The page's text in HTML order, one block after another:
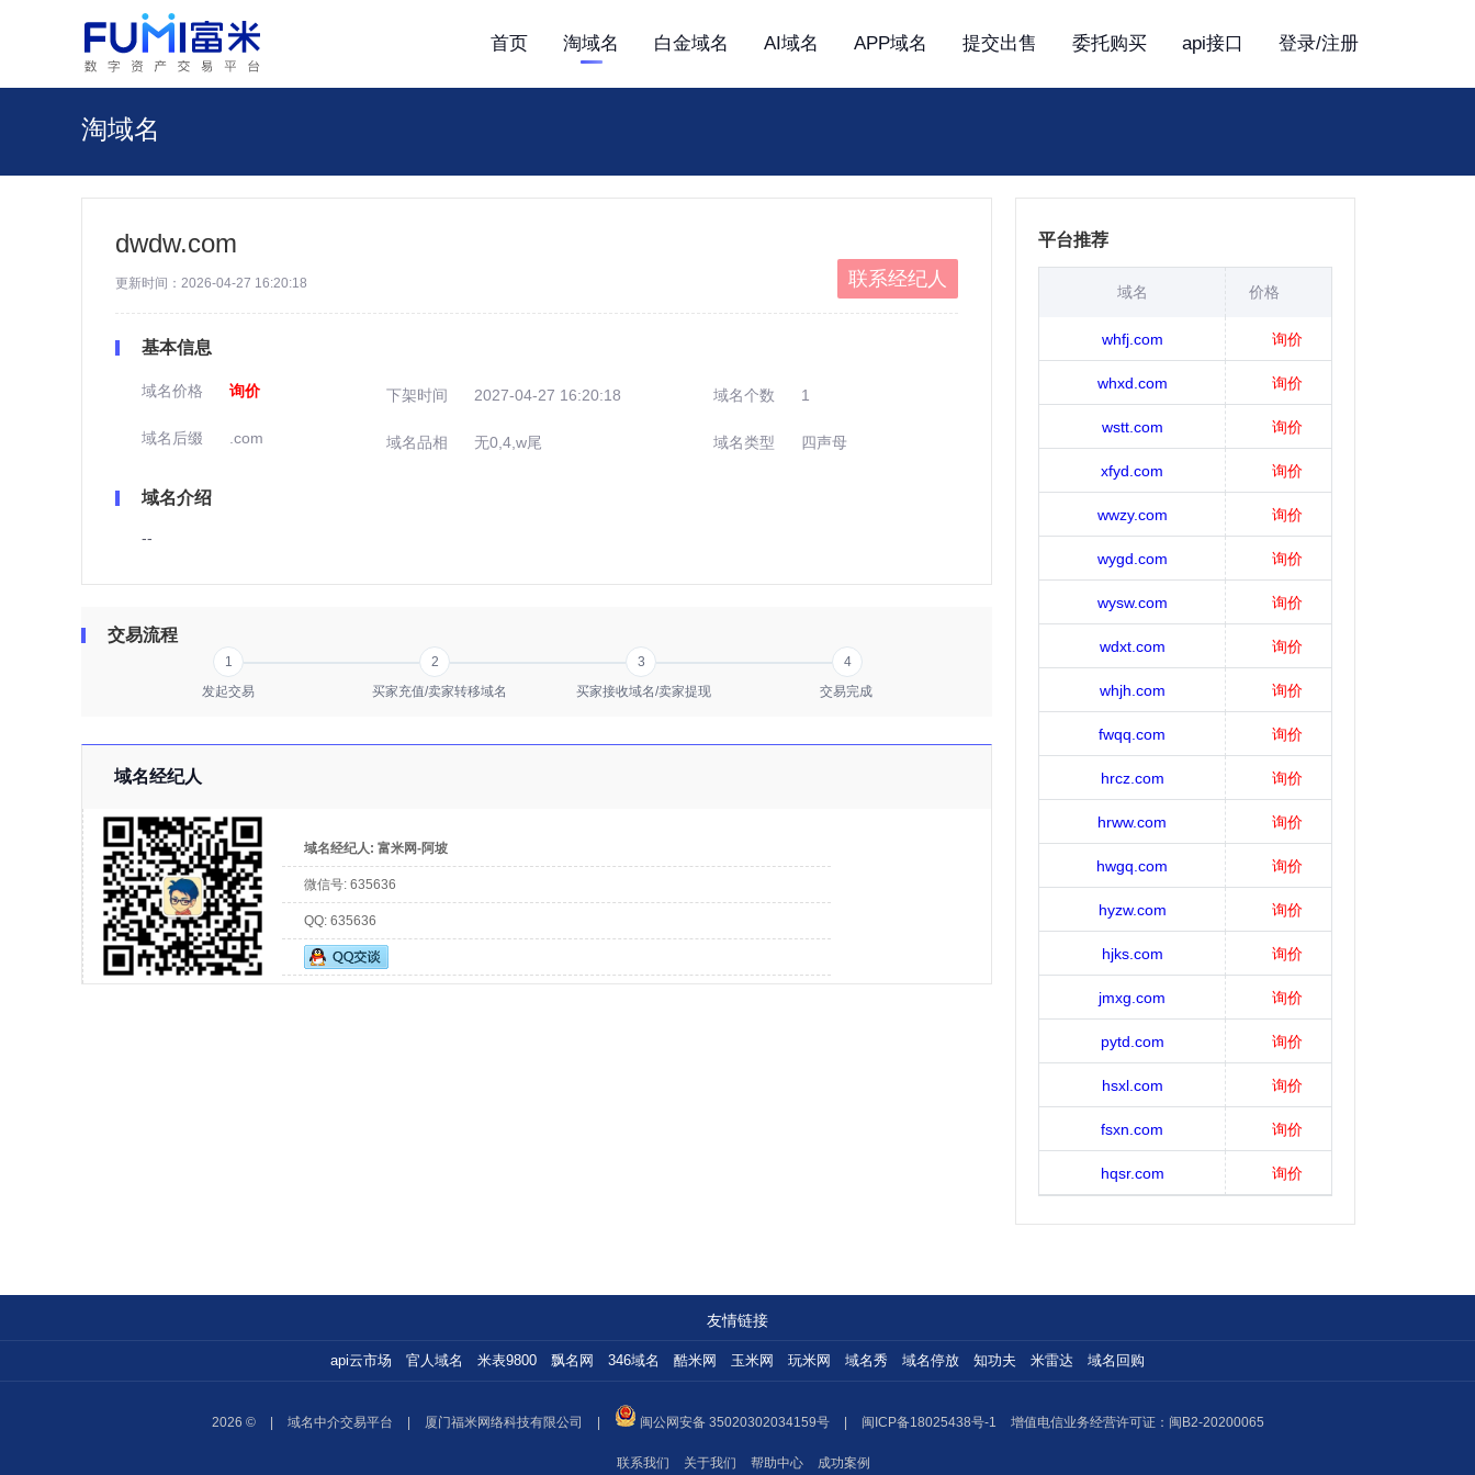
首页 淘域名 白金域名 AI域名 APP域名 提交出售 委托购买 api接口 登录/注册
淘域名
dwdw.com
更新时间：2026-04-27 16:20:18 联系经纪人
基本信息
域名价格 询价 下架时间 2027-04-27 16:20:18 域名个数 1
域名后缀 .com 域名品相 无0,4,w尾 域名类型 四声母
域名介绍
--
交易流程
1 2 3
4
发起交易
买家充值/卖家转移域名 买家接收域名/卖家提现 交易完成
域名经纪人
域名经纪人: 富米网-阿坡
微信号: 635636
QQ: 635636
平台推荐
域名 价格
whfj.com 询价
whxd.com 询价
wstt.com 询价
xfyd.com 询价
wwzy.com 询价
wygd.com 询价
wysw.com 询价
wdxt.com 询价
whjh.com 询价
fwqq.com 询价
hrcz.com 询价
hrww.com 询价
hwgq.com 询价
hyzw.com 询价
hjks.com 询价
jmxg.com 询价
pytd.com 询价
hsxl.com 询价
fsxn.com 询价
hqsr.com 询价
友情链接
api云市场 官人域名 米表9800 飘名网 346域名 酷米网 玉米网 玩米网 域名秀 域名停放 知功夫 米雷达 域名回购
2026 © 域名中介交易平台 厦门福米网络科技有限公司 闽公网安备 35020302034159号 闽ICP备18025438号-1 增值电信业务经营许可证：闽B2-20200065
联系我们 关于我们 帮助中心 成功案例